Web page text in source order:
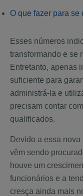
O que fazer para se
Esses números
transformando e se
Entretanto, apenas
suficiente para
administrá-la e
precisam contar
qualificados.
Devido a essa
vêm sendo
houve um
funcionários e a
cresça ainda mais